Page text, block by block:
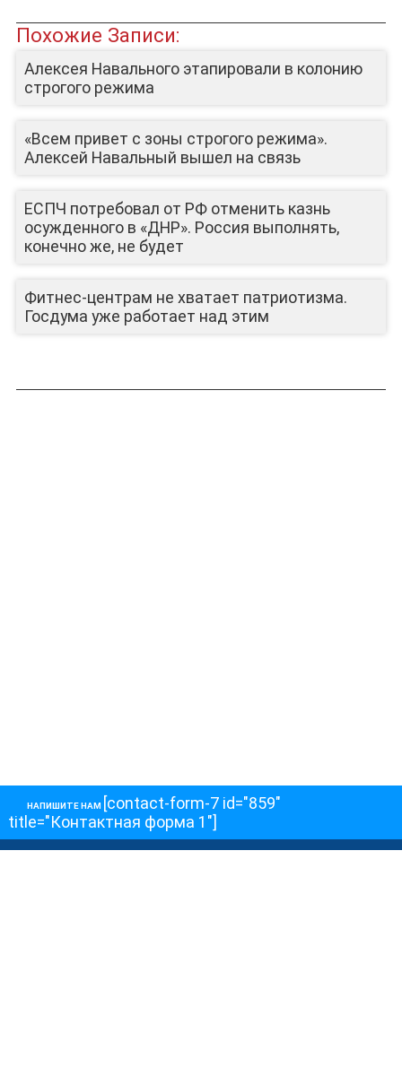
Похожие Записи:
Алексея Навального этапировали в колонию
строгого режима
«Всем привет с зоны строгого режима».
Алексей Навальный вышел на связь
ЕСПЧ потребовал от РФ отменить казнь
осужденного в «ДНР». Россия выполнять,
конечно же, не будет
Фитнес-центрам не хватает патриотизма.
Госдума уже работает над этим
НАПИШИТЕ НАМ [contact-form-7 id="859"
title="Контактная форма 1"]